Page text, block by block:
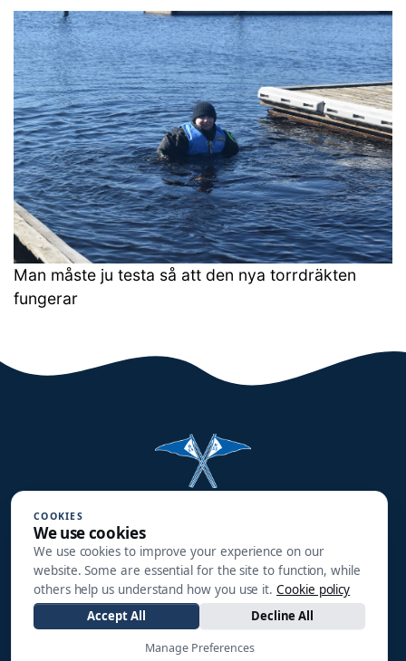
Man måste ju testa så att den nya torrdräkten
fungerar
Småbåtsgatan 3
302 90 HALMSTAD
info@hss1910.se
COOKIES
We use cookies
We use cookies to improve your experience on our
website. Some are essential for the site to function, while
others help us understand how you use it. Cookie policy
Accept All
Decline All
Manage Preferences